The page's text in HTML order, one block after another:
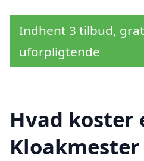
Indhent 3 tilbud,
uforpligtende
Hvad koster